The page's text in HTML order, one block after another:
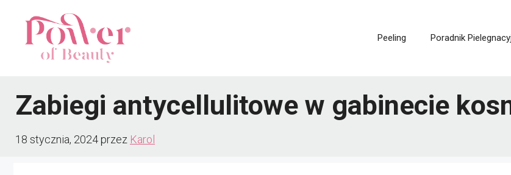
Peeling Poradnik
Zabiegi antycellulitowe w gabinecie
18 stycznia, 2024przez Karol